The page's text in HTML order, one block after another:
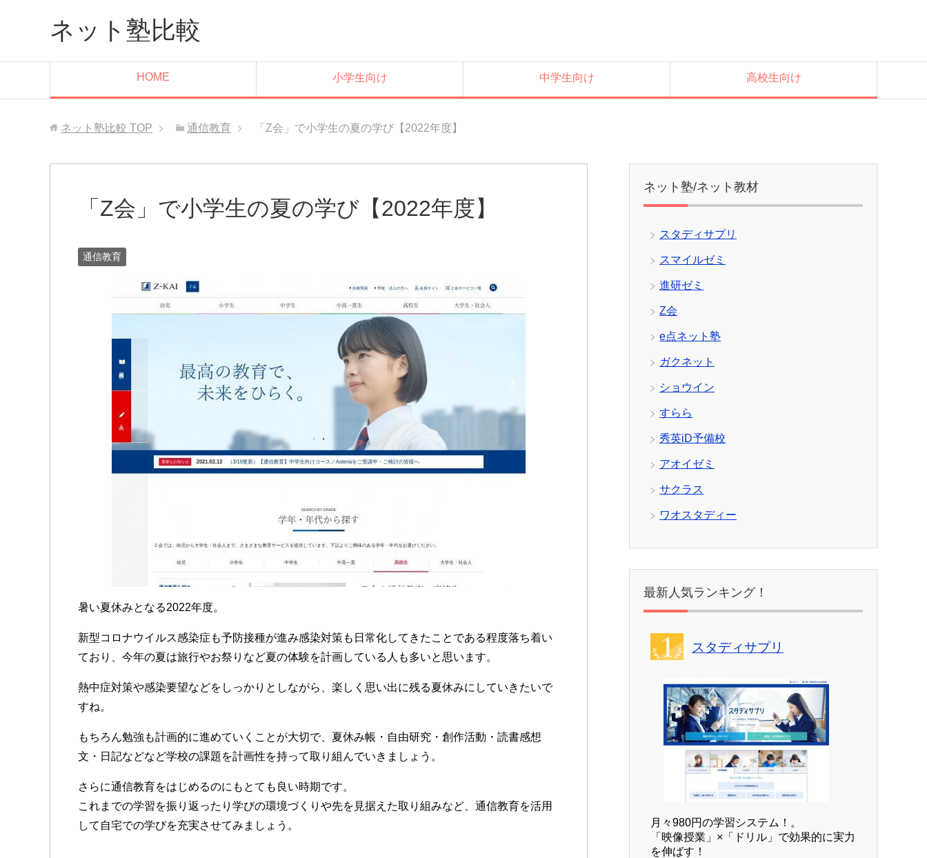
ネット塾比較
HOME 小学生向け 中学生向け 高校生向け
ネット塾比較 TOP 通信教育 「Z会」で小学生の夏の学び【2022年度】
「Z会」で小学生の夏の学び【2022年度】
通信教育
暑い夏休みとなる2022年度。
新型コロナウイルス感染症も予防接種が進み感染対策も日常化してきたことである程度落ち着い
ており、今年の夏は旅行やお祭りなど夏の体験を計画している人も多いと思います。
熱中症対策や感染要望などをしっかりとしながら、楽しく思い出に残る夏休みにしていきたいで
すね。
もちろん勉強も計画的に進めていくことが大切で、夏休み帳・自由研究・創作活動・読書感想
文・日記などなど学校の課題を計画性を持って取り組んでいきましょう。
さらに通信教育をはじめるのにもとても良い時期です。
これまでの学習を振り返ったり学びの環境づくりや先を見据えた取り組みなど、通信教育を活用
して自宅での学びを充実させてみましょう。
ネット塾/ネット教材
スタディサプリ
スマイルゼミ
進研ゼミ
Z会
e点ネット塾
ガクネット
ショウイン
すらら
秀英iD予備校
アオイゼミ
サクラス
ワオスタディー
最新人気ランキング！
スタディサプリ
月々980円の学習システム！。
「映像授業」×「ドリル」で効果的に実力
を伸ばす！